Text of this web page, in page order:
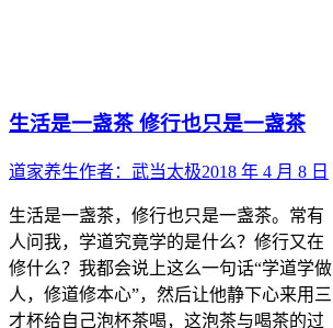
生活是一盏茶 修行也只是一盏茶
道家养生作者： 武当太极2018 年 4 月 8 日
生活是一盏茶，修行也只是一盏茶。常有
人问我，学道究竟学的是什么？修行又在
修什么？我都会说上这么一句话“学道学做
人，修道修本心”，然后让他静下心来用三
才杯给自己泡杯茶喝，这泡茶与喝茶的过